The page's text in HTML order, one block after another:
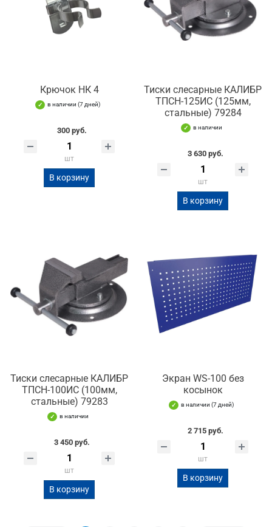
Крючок НК 4
в наличии (7 дней)
300 руб.
шт
В корзину
Тиски слесарные КАЛИБР
ТПСН-125ИС (125мм,
стальные) 79284
в наличии
3 630 руб.
шт
В корзину
Тиски слесарные КАЛИБР
ТПСН-100ИС (100мм,
стальные) 79283
в наличии
3 450 руб.
шт
В корзину
Экран WS-100 без
косынок
в наличии (7 дней)
2 715 руб.
шт
В корзину